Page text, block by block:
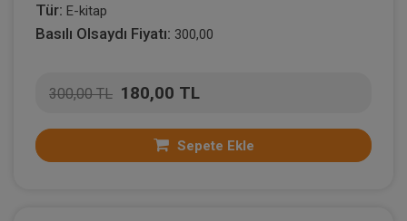
Tür: E-kitap
Basılı Olsaydı Fiyatı: 300,00
300,00 TL 180,00 TL
Sepete Ekle